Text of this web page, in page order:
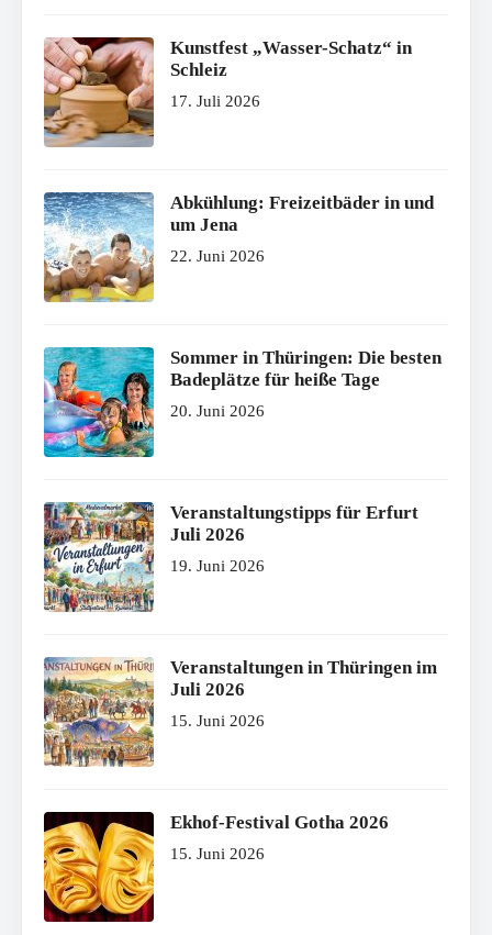
Kunstfest „Wasser-Schatz“ in
Schleiz
17. Juli 2026
Abkühlung: Freizeitbäder in und
um Jena
22. Juni 2026
Sommer in Thüringen: Die besten
Badeplätze für heiße Tage
20. Juni 2026
Veranstaltungstipps für Erfurt
Juli 2026
19. Juni 2026
Veranstaltungen in Thüringen im
Juli 2026
15. Juni 2026
Ekhof-Festival Gotha 2026
15. Juni 2026